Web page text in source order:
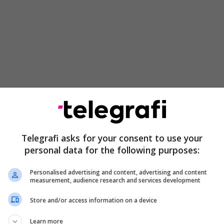
Getafe dhe Espanyol janë katër skuadrat që
tërësisht nga rënie prej ktegorisë.
kampione në derbi
goditje vdekjeprurëse pasi fitoi El Clasicon , dhe
Flick ka fuqinë për ta siguruar kampionatin.
Ramon e pengoi atë të festonte titullin të
ka një shans tjetër në Cornella. Një fitore sot (e
do t’i bënte ata kampionë të Spanjës.
Telegrafi asks for your consent to use your
personal data for the following purposes:
Personalised advertising and content, advertising and content
measurement, audience research and services development
Store and/or access information on a device
Learn more